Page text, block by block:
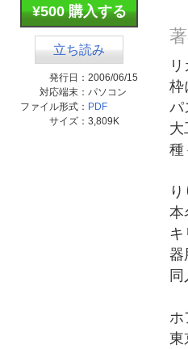
¥500 購入する
立ち読み
発行日： 2006/06/15
対応端末： パソコン
ファイル形式： PDF
サイズ： 3,809K
枠
パ
大
種
本
キ
器
ホ
東